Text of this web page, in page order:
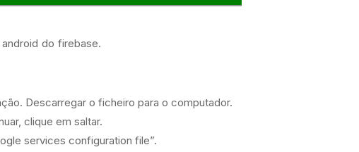
do firebase.
Descarregar o ficheiro para o computador.
clique em saltar.
services configuration file”.